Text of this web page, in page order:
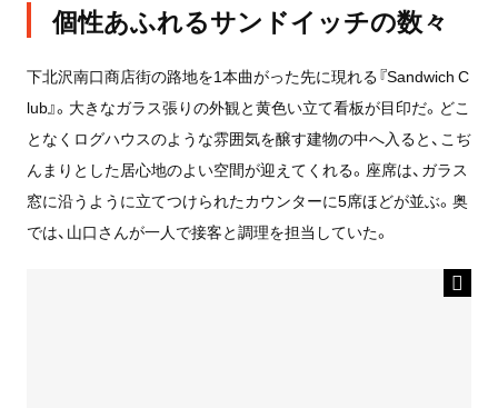
個性あふれるサンドイッチの数々
下北沢南口商店街の路地を1本曲がった先に現れる『Sandwich C
lub』。大きなガラス張りの外観と黄色い立て看板が目印だ。どこ
となくログハウスのような雰囲気を醸す建物の中へ入ると、こぢ
んまりとした居心地のよい空間が迎えてくれる。座席は、ガラス
窓に沿うように立てつけられたカウンターに5席ほどが並ぶ。奥
では、山口さんが一人で接客と調理を担当していた。